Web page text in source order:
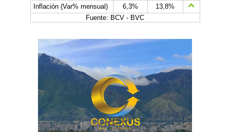
Inflación (Var% mensual)
6,3%
13,8%
Fuente: BCV - BVC